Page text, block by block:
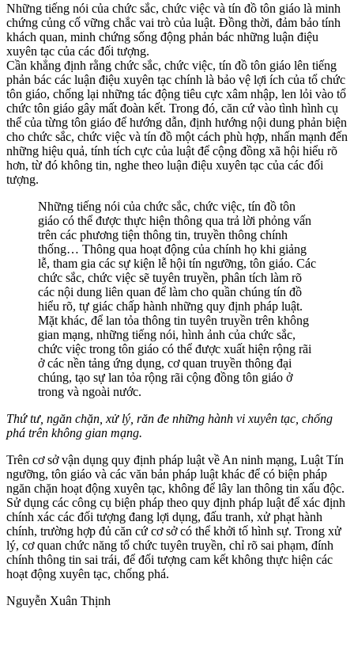
Những tiếng nói của chức sắc, chức việc và tín đồ tôn giáo là minh
chứng củng cố vững chắc vai trò của luật. Đồng thời, đảm bảo tính
khách quan, minh chứng sống động phản bác những luận điệu
xuyên tạc của các đối tượng.
Cần khẳng định rằng chức sắc, chức việc, tín đồ tôn giáo lên tiếng
phản bác các luận điệu xuyên tạc chính là bảo vệ lợi ích của tổ chức
tôn giáo, chống lại những tác động tiêu cực xâm nhập, len lỏi vào tổ
chức tôn giáo gây mất đoàn kết. Trong đó, căn cứ vào tình hình cụ
thể của từng tôn giáo để hướng dẫn, định hướng nội dung phản biện
cho chức sắc, chức việc và tín đồ một cách phù hợp, nhấn mạnh đến
những hiệu quả, tính tích cực của luật để cộng đồng xã hội hiểu rõ
hơn, từ đó không tin, nghe theo luận điệu xuyên tạc của các đối
tượng.
Những tiếng nói của chức sắc, chức việc, tín đồ tôn
giáo có thể được thực hiện thông qua trả lời phỏng vấn
trên các phương tiện thông tin, truyền thông chính
thống… Thông qua hoạt động của chính họ khi giảng
lễ, tham gia các sự kiện lễ hội tín ngưỡng, tôn giáo. Các
chức sắc, chức việc sẽ tuyên truyền, phân tích làm rõ
các nội dung liên quan để làm cho quần chúng tín đồ
hiểu rõ, tự giác chấp hành những quy định pháp luật.
Mặt khác, để lan tỏa thông tin tuyên truyền trên không
gian mạng, những tiếng nói, hình ảnh của chức sắc,
chức việc trong tôn giáo có thể được xuất hiện rộng rãi
ở các nền tảng ứng dụng, cơ quan truyền thông đại
chúng, tạo sự lan tỏa rộng rãi cộng đồng tôn giáo ở
trong và ngoài nước.
Thứ tư, ngăn chặn, xử lý, răn đe những hành vi xuyên tạc, chống
phá trên không gian mạng.
Trên cơ sở vận dụng quy định pháp luật về An ninh mạng, Luật Tín
ngưỡng, tôn giáo và các văn bản pháp luật khác để có biện pháp
ngăn chặn hoạt động xuyên tạc, không để lây lan thông tin xấu độc.
Sử dụng các công cụ biện pháp theo quy định pháp luật để xác định
chính xác các đối tượng đang lợi dụng, đấu tranh, xử phạt hành
chính, trường hợp đủ căn cứ cơ sở có thể khởi tố hình sự. Trong xử
lý, cơ quan chức năng tổ chức tuyên truyền, chỉ rõ sai phạm, đính
chính thông tin sai trái, để đối tượng cam kết không thực hiện các
hoạt động xuyên tạc, chống phá.
Nguyễn Xuân Thịnh